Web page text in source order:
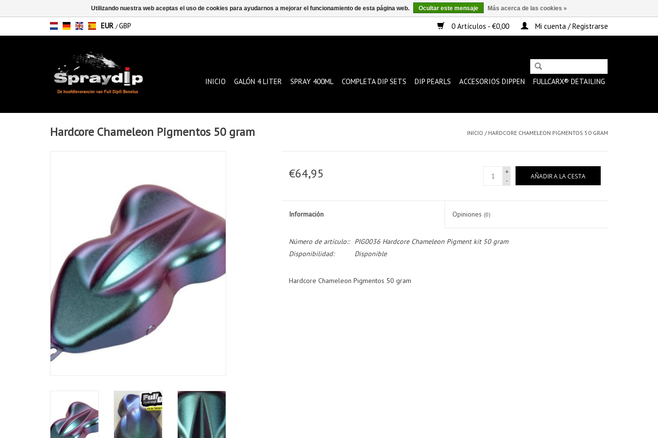
EUR /GBP 0 Artículos - €0,00 Mi cuenta / Registrarse
INICIO GALÓN 4 LITER SPRAY 400ML COMPLETA DIP SETS DIP PEARLS ACCESORIOS DIPPEN FULLCARX® DETAILING
Hardcore Chameleon Pigmentos 50 gram INICIO / HARDCORE CHAMELEON PIGMENTOS 50 GRAM
€64,95
+
-
AÑADIR A LA CESTA
Información Opiniones (0)
Número de artículo::
PIG0036 Hardcore Chameleon Pigment kit 50 gram
Disponibilidad:
Disponible
Hardcore Chameleon Pigmentos 50 gram
Utilizando nuestra web aceptas el uso de cookies para ayudarnos a mejorar el funcionamiento de esta página web. Ocultar este mensaje Más acerca de las cookies »